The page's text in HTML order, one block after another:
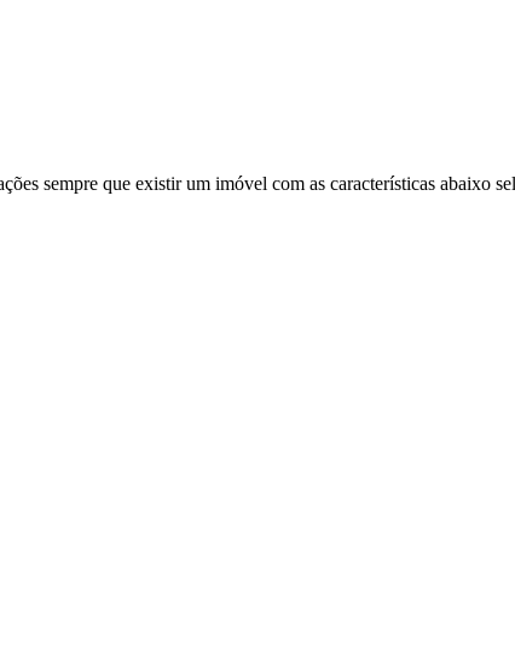
sempre que existir um imóvel com as características abaixo